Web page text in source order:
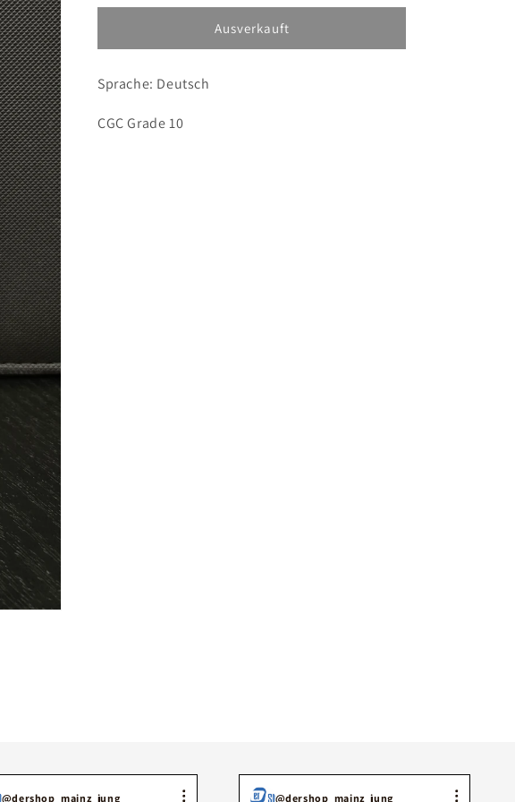
Menge
Pokémon
POP4
CGC10
Menge
für
Pokémon
POP4
Ausverkauft
Sprache: Deutsch
CGC Grade 10
@dershop_mainz_jung @dershop_mainz_jung